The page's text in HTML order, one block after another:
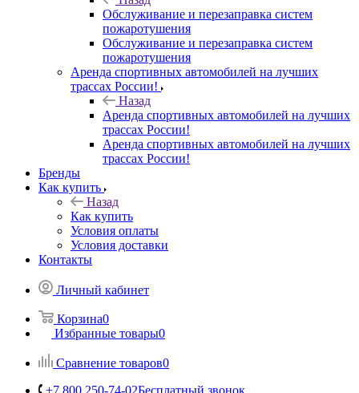
Обслуживание и перезаправка систем
пожаротушения
Обслуживание и перезаправка систем
пожаротушения
Аренда спортивных автомобилей на лучших
трассах России!
Назад
Аренда спортивных автомобилей на лучших
трассах России!
Аренда спортивных автомобилей на лучших
трассах России!
Бренды
Как купить
Назад
Как купить
Условия оплаты
Условия доставки
Контакты
Личный кабинет
Корзина0
Избранные товары0
Сравнение товаров0
+7 800 250-74-02Бесплатный звонок